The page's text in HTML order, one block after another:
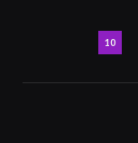
10